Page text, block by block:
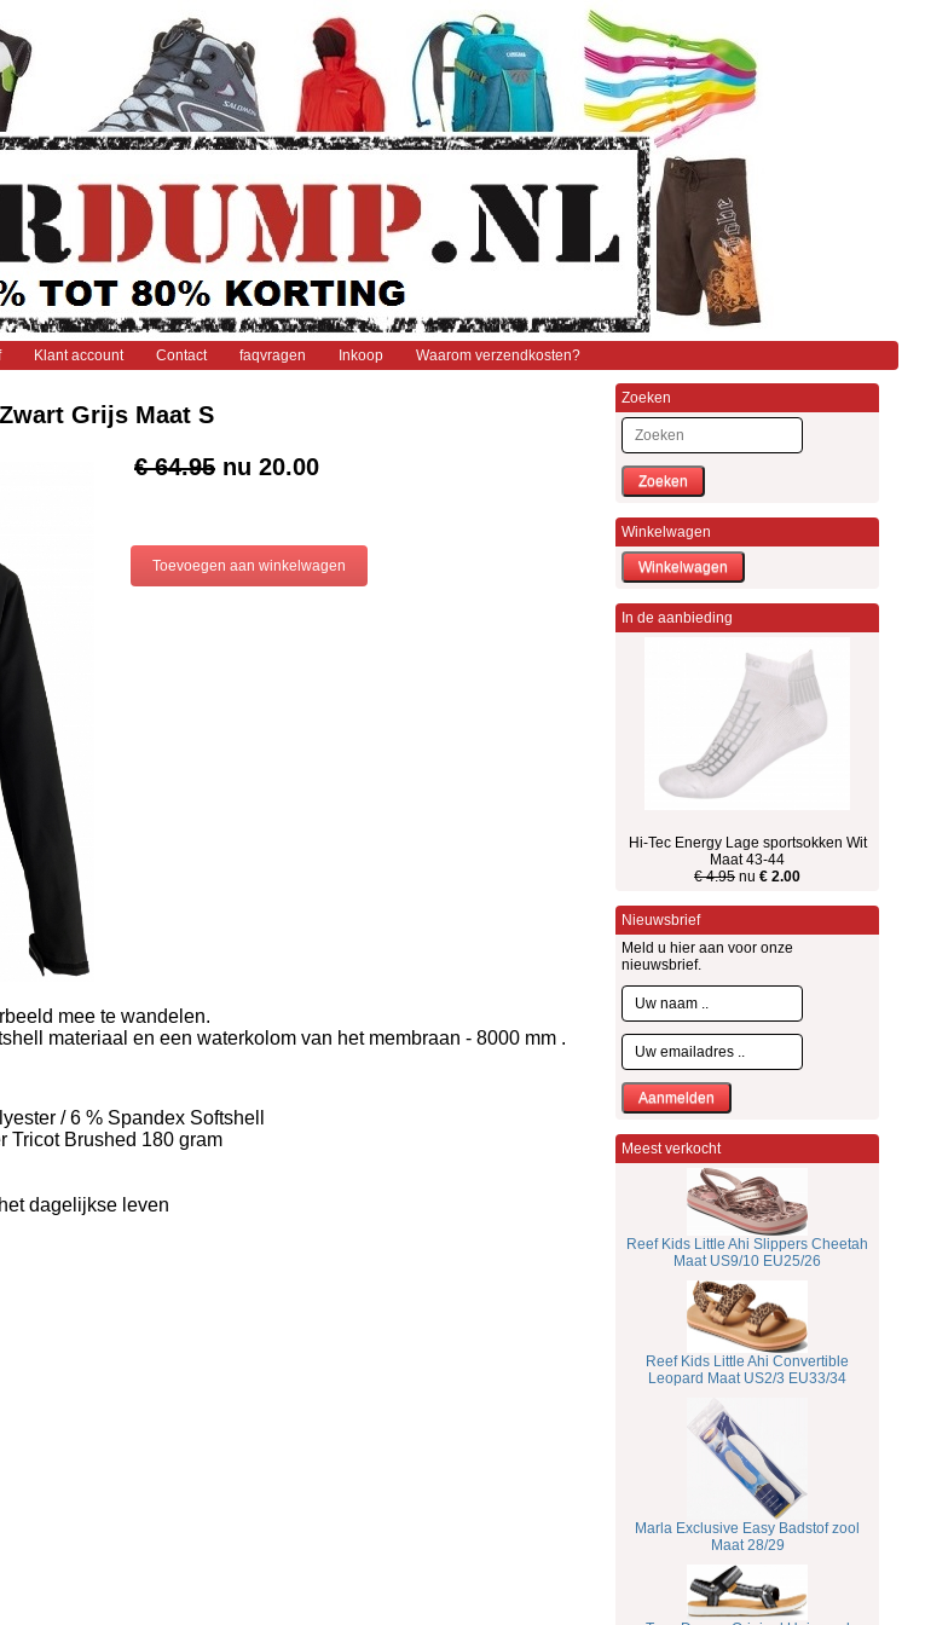
Klant account Contact faqvragen Inkoop Waarom verzendkosten?
Grijs Maat S
€ 64.95 nu 20.00
mee te wandelen.
materiaal en een waterkolom van het membraan - 8000 mm .
/ 6 % Spandex Softshell
Tricot Brushed 180 gram
dagelijkse leven
Zoeken
Zoeken
Winkelwagen
In de aanbieding
Hi-Tec Energy Lage sportsokken Wit
Maat 43-44
€ 4.95 nu € 2.00
Nieuwsbrief
Meld u hier aan voor onze
nieuwsbrief.
Meest verkocht
Reef Kids Little Ahi Slippers Cheetah
Maat US9/10 EU25/26
Reef Kids Little Ahi Convertible
Leopard Maat US2/3 EU33/34
Marla Exclusive Easy Badstof zool
Maat 28/29